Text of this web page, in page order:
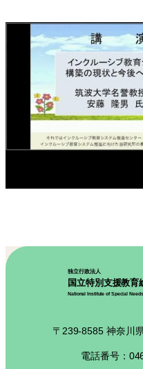
独立行政法人
国立特別支援教育
National Institute of Special
〒239-8585 神奈川
電話番号：